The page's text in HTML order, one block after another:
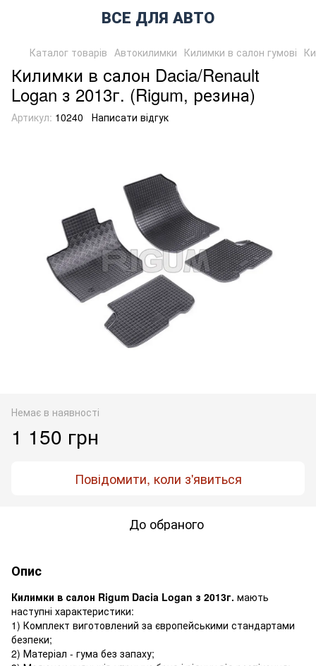
ВСЕ ДЛЯ АВТО
Каталог товарів Автокилимки Килимки в салон гумові
Килимки в салон Dacia/Renault
Logan з 2013г. (Rigum, резина)
Артикул: 10240 Написати відгук
Немає в наявності
1 150 грн
Повідомити, коли з'явиться
До обраного
Опис
Килимки в салон Rigum Dacia Logan з 2013г. мають
наступні характеристики:
1) Комплект виготовлений за європейськими стандартами
безпеки;
2) Матеріал - гума без запаху;